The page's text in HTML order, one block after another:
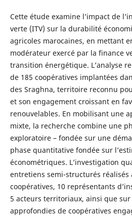
Cette étude examine l’impact de
verte (ITV) sur la durabilité
agricoles marocaines, en mettant
modérateur exercé par la finance
transition énergétique. L’analyse
de 185 coopératives implantées
des Sraghna, territoire reconnu
et son engagement croissant en
renouvelables. En mobilisant une
mixte, la recherche combine une
exploratoire – fondée sur une
phase quantitative fondée sur
économétriques. L’investigation
entretiens semi-structurés
coopératives, 10 représentants
5 acteurs territoriaux, ainsi que
approfondies de coopératives